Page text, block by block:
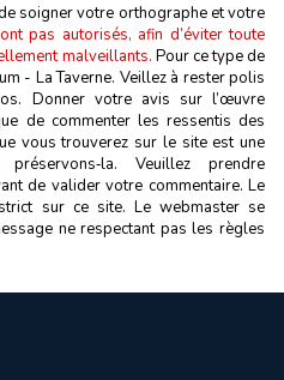
soigner votre orthographe et votre
pas autorisés, afin d’éviter toute
malveillants. Pour ce type de
- La Taverne. Veillez à rester polis
Donner votre avis sur l’œuvre
de commenter les ressentis des
vous trouverez sur le site est une
Veuillez prendre
de valider votre commentaire. Le
sur ce site. Le webmaster se
ne respectant pas les règles